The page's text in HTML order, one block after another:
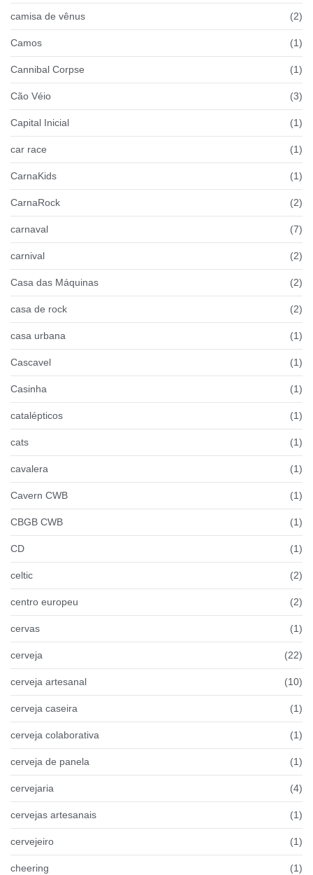
camisa de vênus (2)
Camos (1)
Cannibal Corpse (1)
Cão Véio (3)
Capital Inicial (1)
car race (1)
CarnaKids (1)
CarnaRock (2)
carnaval (7)
carnival (2)
Casa das Máquinas (2)
casa de rock (2)
casa urbana (1)
Cascavel (1)
Casinha (1)
catalépticos (1)
cats (1)
cavalera (1)
Cavern CWB (1)
CBGB CWB (1)
CD (1)
celtic (2)
centro europeu (2)
cervas (1)
cerveja (22)
cerveja artesanal (10)
cerveja caseira (1)
cerveja colaborativa (1)
cerveja de panela (1)
cervejaria (4)
cervejas artesanais (1)
cervejeiro (1)
cheering (1)